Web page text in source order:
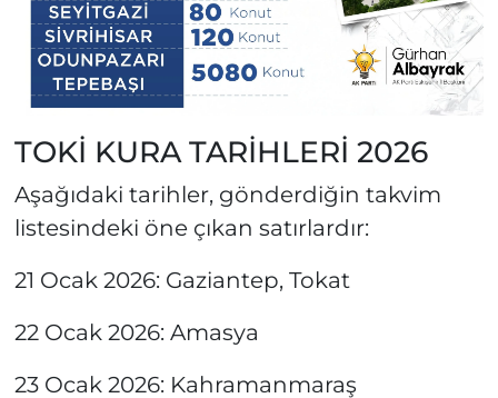
TOKİ KURA TARİHLERİ 2026
Aşağıdaki tarihler, gönderdiğin takvim
listesindeki öne çıkan satırlardır:
21 Ocak 2026: Gaziantep, Tokat
22 Ocak 2026: Amasya
23 Ocak 2026: Kahramanmaraş